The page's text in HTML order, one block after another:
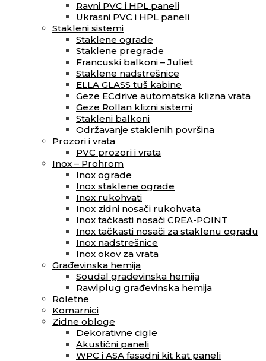
Ravni PVC i HPL paneli
Ukrasni PVC i HPL paneli
Stakleni sistemi
Staklene ograde
Staklene pregrade
Francuski balkoni – Juliet
Staklene nadstrešnice
ELLA GLASS tuš kabine
Geze ECdrive automatska klizna vrata
Geze Rollan klizni sistemi
Stakleni balkoni
Održavanje staklenih površina
Prozori i vrata
PVC prozori i vrata
Inox – Prohrom
Inox ograde
Inox staklene ograde
Inox rukohvati
Inox zidni nosači rukohvata
Inox tačkasti nosači CREA-POINT
Inox tačkasti nosači za staklenu ogradu
Inox nadstrešnice
Inox okov za vrata
Građevinska hemija
Soudal građevinska hemija
Rawlplug građevinska hemija
Roletne
Komarnici
Zidne obloge
Dekorativne cigle
Akustični paneli
WPC i ASA fasadni kit kat paneli